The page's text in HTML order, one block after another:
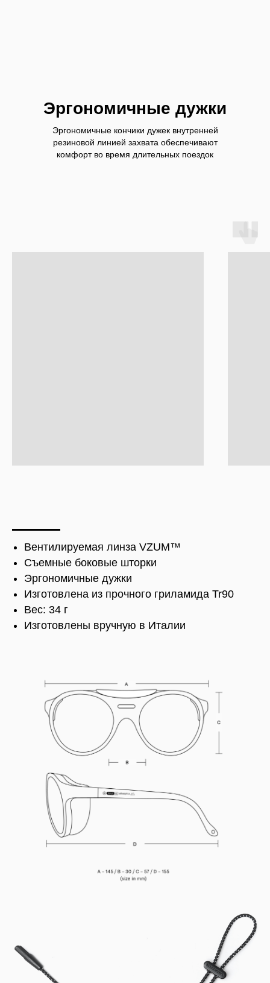
Эргономичные дужки
Эргономичные кончики дужек внутренней
резиновой линией захвата обеспечивают
комфорт во время длительных поездок
Вентилируемая линза VZUM™
Съемные боковые шторки
Эргономичные дужки
Изготовлена из прочного гриламида Tr90
Вес: 34 г
Изготовлены вручную в Италии